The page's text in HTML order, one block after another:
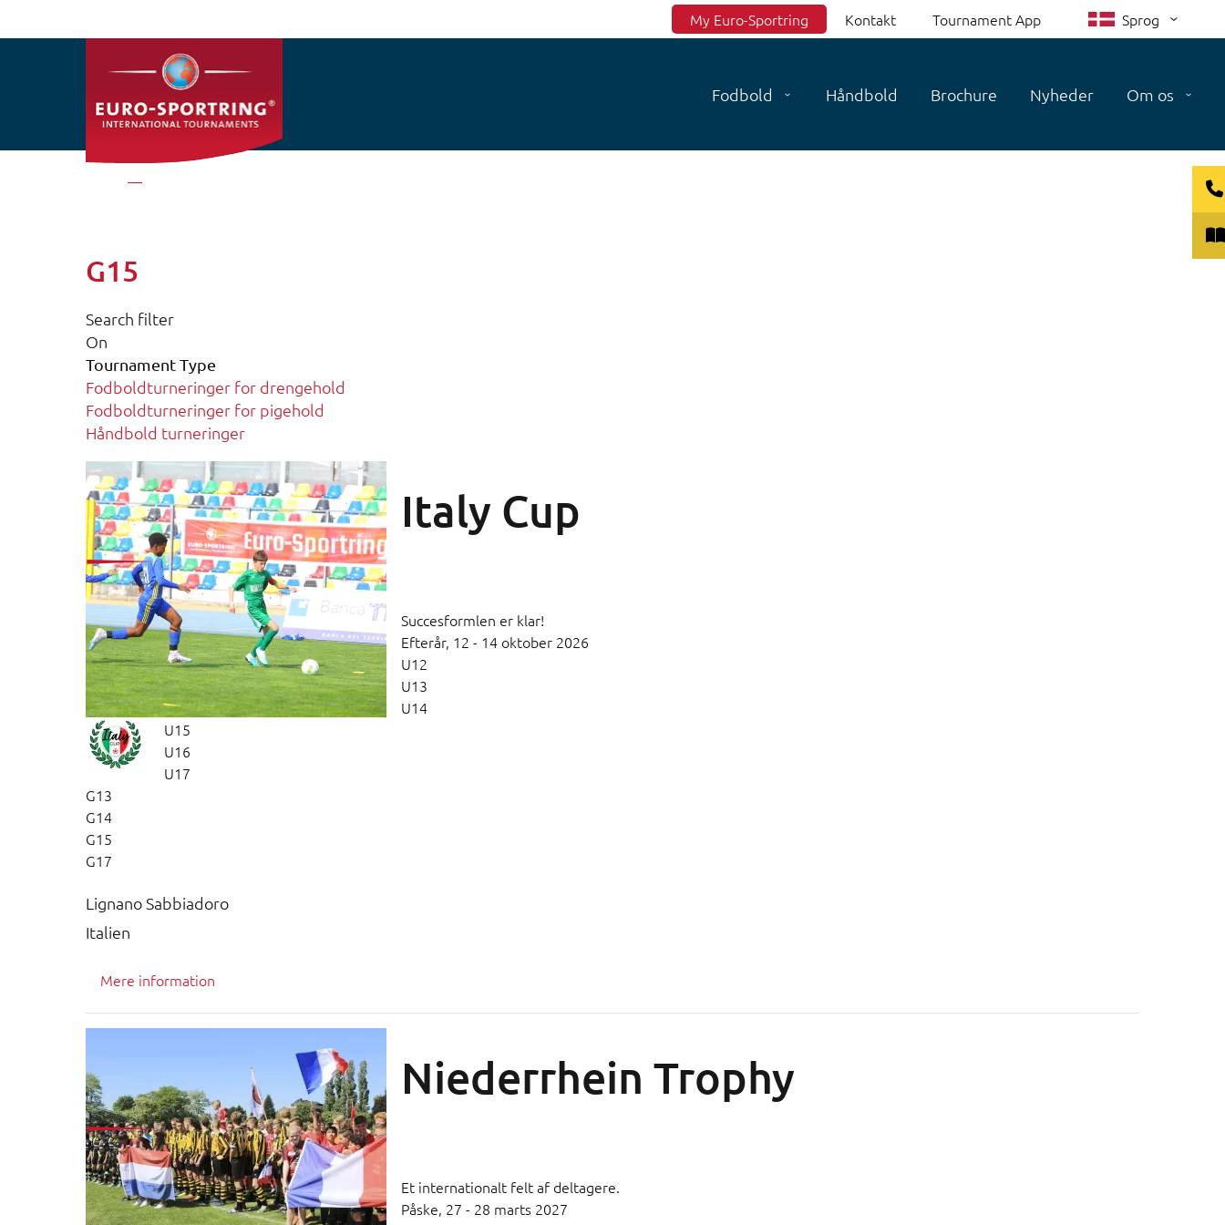
Top menu
My Euro-Sportring Kontakt Tournament App Sprog
Fodbold Håndbold Brochure Nyheder Om os
G15
Search filter
On
Tournament Type
Fodboldturneringer for drengehold
Fodboldturneringer for pigehold
Håndbold turneringer
Italy Cup
Succesformlen er klar!
Efterår, 12 - 14 oktober 2026
U12
U13
U14
U15
U16
U17
G13
G14
G15
G17
Lignano Sabbiadoro
Italien
Mere information
Niederrhein Trophy
Et internationalt felt af deltagere.
Påske, 27 - 28 marts 2027